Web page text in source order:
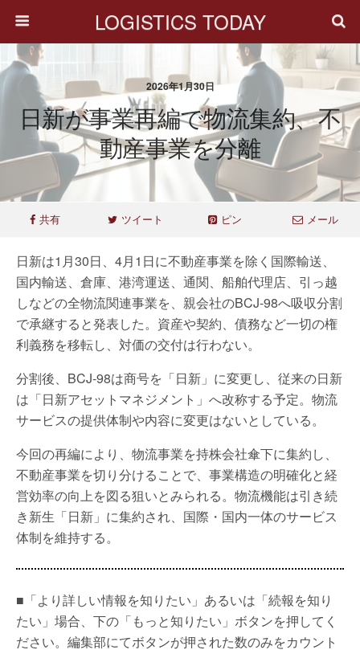
LOGISTICS TODAY
2026年1月30日
日新が事業再編で物流集約、不
動産事業を分離
共有 ツイート ピン メール
日新は1月30日、4月1日に不動産事業を除く国際輸送、
国内輸送、倉庫、港湾運送、通関、船舶代理店、引っ越
しなどの全物流関連事業を、親会社のBCJ-98へ吸収分割
で承継すると発表した。資産や契約、債務など一切の権
利義務を移転し、対価の交付は行わない。
分割後、BCJ-98は商号を「日新」に変更し、従来の日新
は「日新アセットマネジメント」へ改称する予定。物流
サービスの提供体制や内容に変更はないとしている。
今回の再編により、物流事業を持株会社傘下に集約し、
不動産事業を切り分けることで、事業構造の明確化と経
営効率の向上を図る狙いとみられる。物流機能は引き続
き新生「日新」に集約され、国際・国内一体のサービス
体制を維持する。
■「より詳しい情報を知りたい」あるいは「続報を知り
たい」場合、下の「もっと知りたい」ボタンを押してく
ださい。編集部にてボタンが押された数のみをカウント